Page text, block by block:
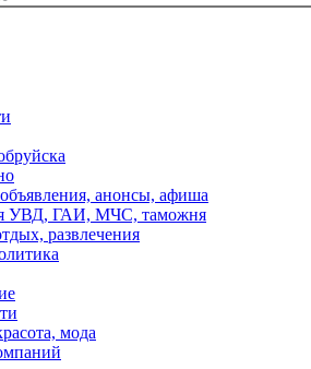
анонсы, афиша
УВД, ГАИ, МЧС, таможня
развлечения
мода